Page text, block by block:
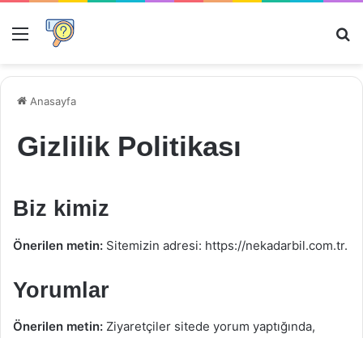
Menü
Anasayfa
Gizlilik Politikası
Biz kimiz
Önerilen metin: Sitemizin adresi: https://nekadarbil.com.tr.
Yorumlar
Önerilen metin: Ziyaretçiler sitede yorum yaptığında,